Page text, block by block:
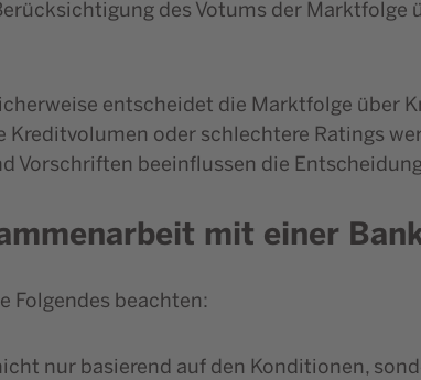
des Votums der Marktfolge
entscheidet die Marktfolge über
oder schlechtere Ratings
Vorschriften beeinflussen die
mit einer
Folgendes beachten:
nur basierend auf den Konditionen,